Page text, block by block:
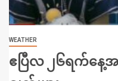
WEATHER
ဧပြီလ ၂၆ရက်နေ့